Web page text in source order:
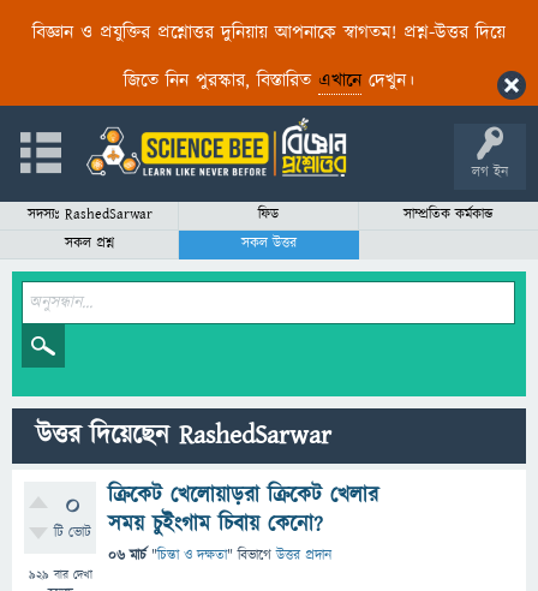
বিজ্ঞান ও প্রযুক্তির প্রশ্নোত্তর দুনিয়ায় আপনাকে স্বাগতম! প্রশ্ন-উত্তর দিয়ে
জিতে নিন পুরস্কার, বিস্তারিত এখানেদেখুন।
লগ ইন
সদস্যঃ RashedSarwar ফিড
সাম্প্রতিক কর্মকান্ড
সকল প্রশ্ন
সকল উত্তর
উত্তর দিয়েছেন RashedSarwar
0
টি ভোট
929 বার দেখা
ক্রিকেট খেলোয়াড়রা ক্রিকেট খেলার
সময় চুইংগাম চিবায় কেনো?
06 মার্চ "চিন্তা ও দক্ষতা" বিভাগে উত্তর প্রদান